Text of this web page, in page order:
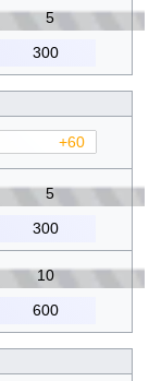
5
300
+60
5
300
10
600